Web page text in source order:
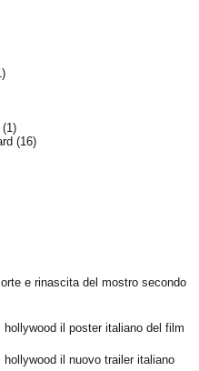
(1)
(16)
e rinascita del mostro secondo
il poster italiano del film
il nuovo trailer italiano